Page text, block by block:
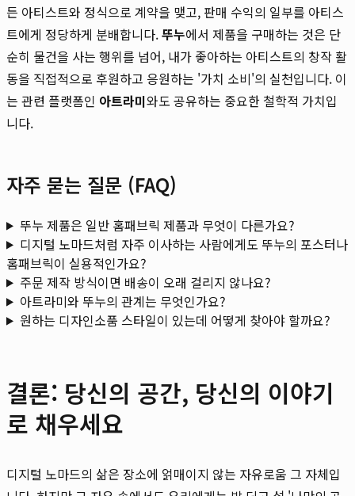
든 아티스트와 정식으로 계약을 맺고, 판매 수익의 일부를 아티스
트에게 정당하게 분배합니다.뚜누에서 제품을 구매하는 것은 단
순히 물건을 사는 행위를 넘어, 내가 좋아하는 아티스트의 창작 활
동을 직접적으로 후원하고 응원하는 '가치 소비'의 실천입니다. 이
는 관련 플랫폼인 아트라미와도 공유하는 중요한 철학적 가치입
니다.
자주 묻는 질문 (FAQ)
뚜누 제품은 일반 홈패브릭 제품과 무엇이 다른가요?
디지털 노마드처럼 자주 이사하는 사람에게도 뚜누의 포스터나
홈패브릭이 실용적인가요?
주문 제작 방식이면 배송이 오래 걸리지 않나요?
아트라미와 뚜누의 관계는 무엇인가요?
원하는 디자인소품 스타일이 있는데 어떻게 찾아야 할까요?
결론: 당신의 공간, 당신의 이야기
로 채우세요
디지털 노마드의 삶은 장소에 얽매이지 않는 자유로움 그 자체입